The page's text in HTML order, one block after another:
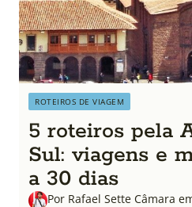
ROTEIROS DE VIAGEM
5 roteiros pela
Sul: viagens e
a 30 dias
Por Rafael Sette Câmara